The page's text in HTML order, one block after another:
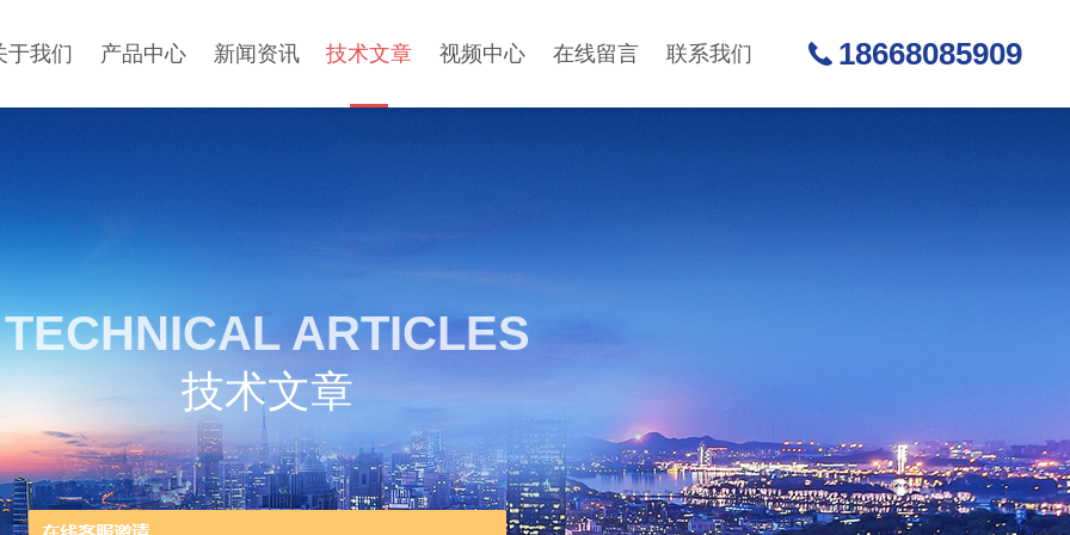
于我们 产品中心 新闻资讯 技术文章 视频中心 在线留言 联系我们 18668085909
TECHNICAL ARTICLES
技术文章